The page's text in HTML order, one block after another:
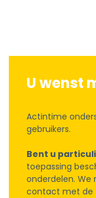
U wenst
Actintime
gebruikers.
Bent u
toepassing
onderdelen. We
contact met de